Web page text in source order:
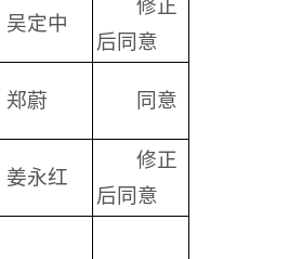
吴定中
修正
后同意
郑蔚 同意
姜永红
修正
后同意